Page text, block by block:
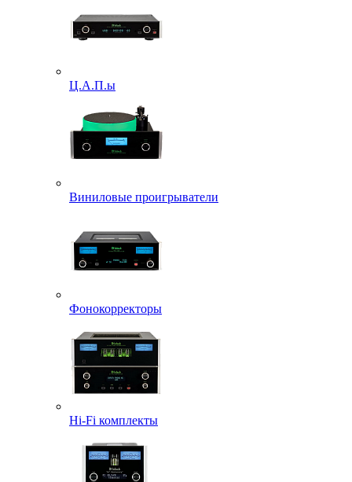
Ц.А.П.ы
Виниловые проигрыватели
Фонокорректоры
Hi-Fi комплекты